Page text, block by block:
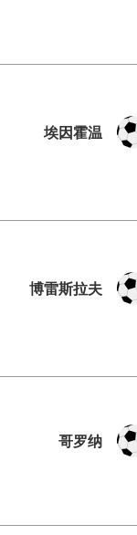
埃因霍温
博雷斯拉夫
哥罗纳